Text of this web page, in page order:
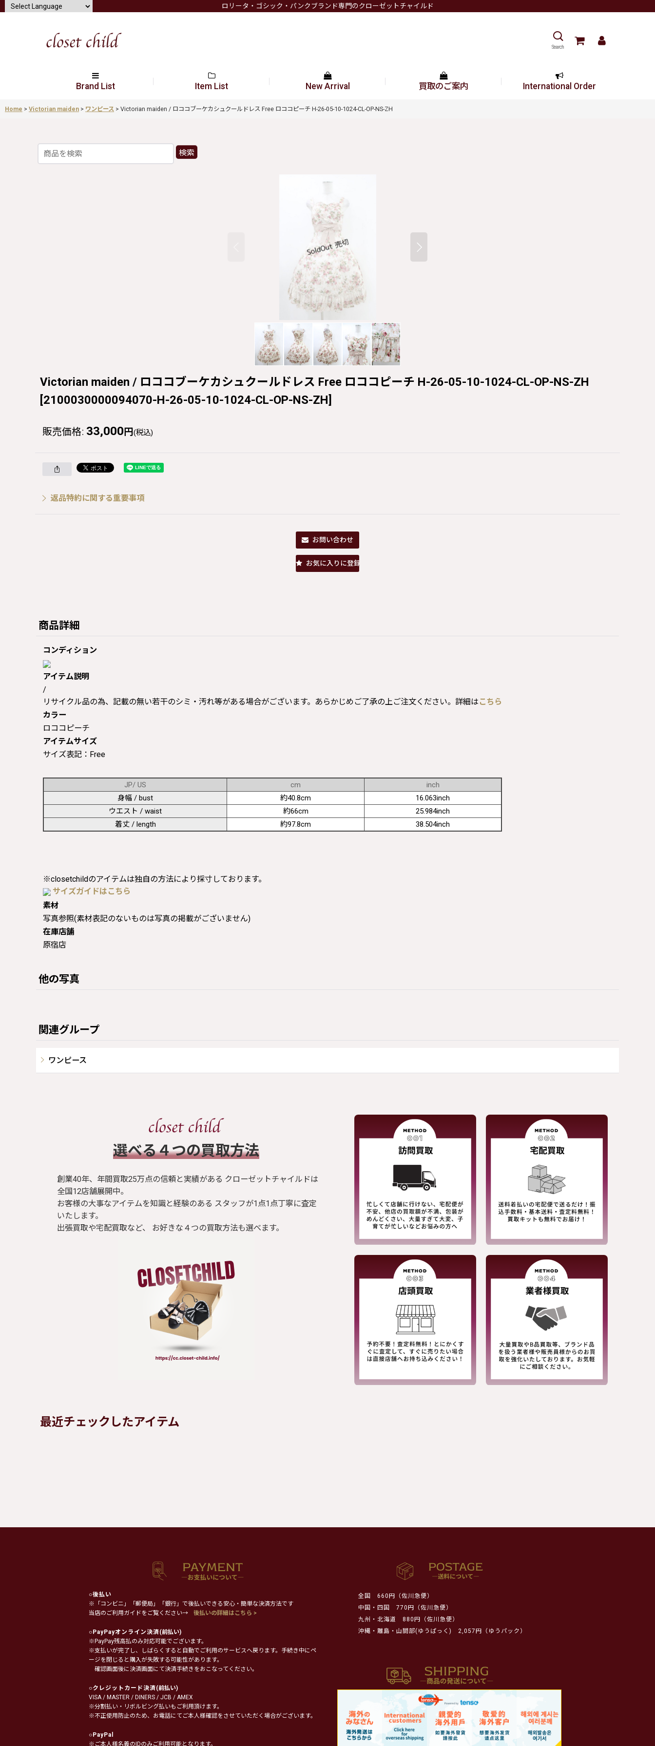
ロリータ・ゴシック・パンクブランド専門のクローゼットチャイルド
Search
Brand List Item List New Arrival 買取のご案内 International Order
Home > Victorian maiden > ワンピース > Victorian maiden / ロココブーケカシュクールドレス Free ロココピーチ H-26-05-10-1024-CL-OP-NS-ZH
検索
Victorian maiden / ロココブーケカシュクールドレス Free ロココピーチ H-26-05-10-1024-CL-OP-NS-ZH
[2100030000094070-H-26-05-10-1024-CL-OP-NS-ZH]
販売価格: 33,000 円 (税込)
返品特約に関する重要事項
お問い合わせ
お気に入りに登録
商品詳細
コンディション
アイテム説明
/
リサイクル品の為、記載の無い若干のシミ・汚れ等がある場合がございます。あらかじめご了承の上ご注文ください。詳細は こちら
カラー
ロココピーチ
アイテムサイズ
サイズ表記：Free
JP/ US cm
inch
身幅 / bust
約40.8cm
16.063inch
ウエスト / waist
約66cm
25.984inch
着丈 / length
約97.8cm 38.504inch
※closetchildのアイテムは独自の方法により採寸しております。
サイズガイドはこちら
素材
写真参照(素材表記のないものは写真の掲載がございません)
在庫店舗
原宿店
他の写真
関連グループ
ワンピース
​選べる４つの買取方法
創業40年、年間買取25万点の信頼と実績がある クローゼットチャイルドは
全国12店舗展開中。
お客様の大事なアイテムを知識と経験のある スタッフが1点1点丁寧に査定
いたします。
出張買取や宅配買取など、 お好きな４つの買取方法も選べます。
最近チェックしたアイテム
○後払い
※「コンビニ」「郵便局」「銀行」で後払いできる安心・簡単な決済方法です
当店のご利用ガイドをご覧ください→
後払いの詳細はこちら >
○PayPayオンライン決済(前払い)
※PayPay残高払のみ対応可能でございます。
※支払いが完了し、しばらくすると自動でご利用のサービスへ戻ります。手続き中にペ
ージを閉じると購入が失敗する可能性があります。
確認画面後に決済画面にて決済手続きをおこなってください。
○クレジットカード決済(前払い)
VISA / MASTER / DINERS / JCB / AMEX
※分割払い・リボルビング払いもご利用頂けます。
※不正使用防止のため、お電話にてご本人様確認をさせていただく場合がございます。
○PayPal
※ご本人様名義のIDのみご利用可能となります。
全国
660円（佐川急便）
中国・四国
770円（佐川急便）
九州・北海道
880円（佐川急便）
沖縄・離島・山間部(ゆうぱっく)
2,057円（ゆうパック）